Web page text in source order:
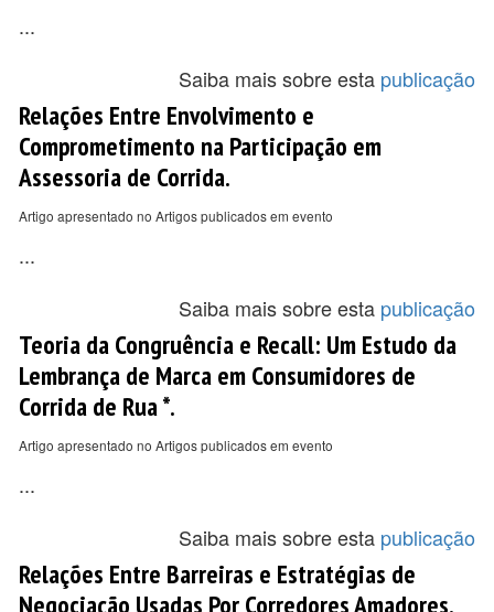
...
Saiba mais sobre esta publicação
Relações Entre Envolvimento e
Comprometimento na Participação em
Assessoria de Corrida.
Artigo apresentado no Artigos publicados em evento
...
Saiba mais sobre esta publicação
Teoria da Congruência e Recall: Um Estudo da
Lembrança de Marca em Consumidores de
Corrida de Rua *.
Artigo apresentado no Artigos publicados em evento
...
Saiba mais sobre esta publicação
Relações Entre Barreiras e Estratégias de
Negociação Usadas Por Corredores Amadores.